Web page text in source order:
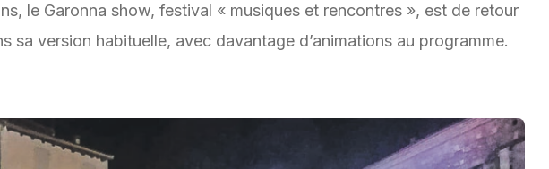
le Garonna show, festival « musiques et rencontres », est de retour
sa version habituelle, avec davantage d’animations au programme.